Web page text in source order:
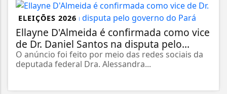
ELEIÇÕES 2026
Ellayne D'Almeida é confirmada como vice
de Dr. Daniel Santos na disputa pelo...
O anúncio foi feito por meio das redes sociais da
deputada federal Dra. Alessandra...